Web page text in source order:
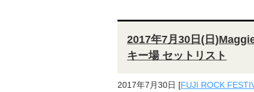
2017年7月30日(日
キー場 セットリスト
2017年7月30日 [FUJI ROCK